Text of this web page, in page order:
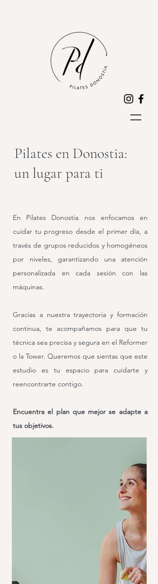
Pilates en Donostia:
un lugar para ti
En Pilates Donostia nos enfocamos en
cuidar tu progreso desde el primer día, a
través de grupos reducidos y homogéneos
por niveles, garantizando una atención
personalizada en cada sesión con las
máquinas.
Gracias a nuestra trayectoria y formación
continua, te acompañamos para que tu
técnica sea precisa y segura en el Reformer
o la Tower. Queremos que sientas que este
estudio es tu espacio para cuidarte y
reencontrarte contigo.
Encuentra el plan que mejor se adapte a
tus objetivos.